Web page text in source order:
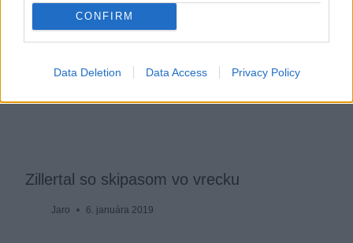
CONFIRM
Data Deletion Data Access Privacy Policy
Zillertal so skipasom vo vrecku
Jaro 6. januára 2019